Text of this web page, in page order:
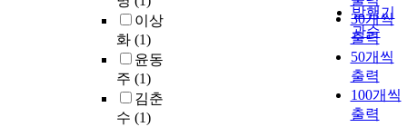
이상
화 (1)
윤동
주 (1)
김춘
수 (1)
발행기
관순
30개씩
출력
50개씩
출력
100개씩
출력